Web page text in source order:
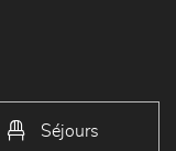
Séjours